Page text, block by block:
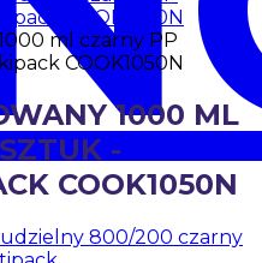
1000 ML
-
COOK1050N